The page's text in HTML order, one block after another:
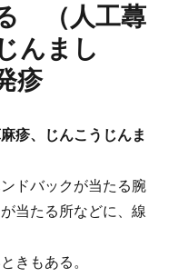
（人工蕁
んまし
疹
疹、じんこうじんま
ドバックが当たる腕
当たる所などに、線
きもある。